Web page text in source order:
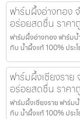
ฟาร์มผึ้งอ่างทอง
อร่อยสดชื่น ราคา
ฟาร์มผึ้งอ่างทอง ฟาร์ม
กับ น้ำผึ้งแท้ 100% ประ
ฟาร์มผึ้งเชียงรา
อร่อยสดชื่น ราคา
ฟาร์มผึ้งเชียงราย ฟาร์ม
กับ น้ำผึ้งแท้ 100% ประ